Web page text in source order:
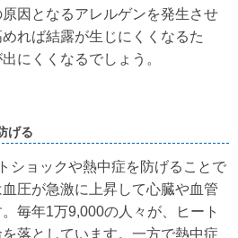
因となるアレルゲンを発生させ
れば結露が生じにくくなるた
にくくなるでしょう。
げる
ショックや熱中症を防げることで
圧が急激に上昇して心臓や血管
毎年1万9,000の人々が、ヒート
落としています。一方で熱中症